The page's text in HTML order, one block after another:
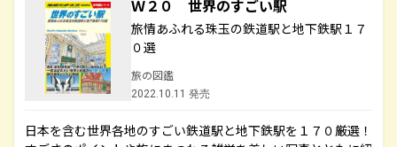
Ｗ２０ 世界のすごい駅
旅情あふれる珠玉の鉄道駅と地下鉄駅１７
０選
旅の図鑑
2022.10.11 発売
日本を含む世界各地のすごい鉄道駅と地下鉄駅を１７０厳選！